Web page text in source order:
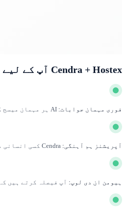
Cendra + Hostex آپ کے لیے کیا آٹومیٹ کرتا ہے
فوری مہمان جوابات: AI ہر مہمان میسج کا جواب 1 منٹ سے کم میں، 24/7، مہمان کی زبان میں دیتی ہے۔
آپریشنز ہم آہنگی: Cendra کسی انسانی مداخلت کی ضرورت کے بغیر ٹکٹ کھولتی ہے، وینڈرز کی ہم آہنگی کرتی ہے اور پیروی کرتی ہے۔
ہیومن ان دی لوپ: آپ فیصلہ کرتے ہیں کہ Cendra کیا خودمختار طور پر سنبھالے اور کہاں آپ شامل رہیں — ہر وقت مکمل کنٹرول۔